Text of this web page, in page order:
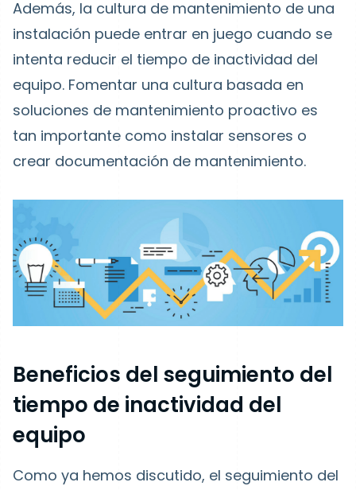
Además, la cultura de mantenimiento de una
instalación puede entrar en juego cuando se
intenta reducir el tiempo de inactividad del
equipo. Fomentar una cultura basada en
soluciones de mantenimiento proactivo es
tan importante como instalar sensores o
crear documentación de mantenimiento.
Beneficios del seguimiento del
tiempo de inactividad del
equipo
Como ya hemos discutido, el seguimiento del